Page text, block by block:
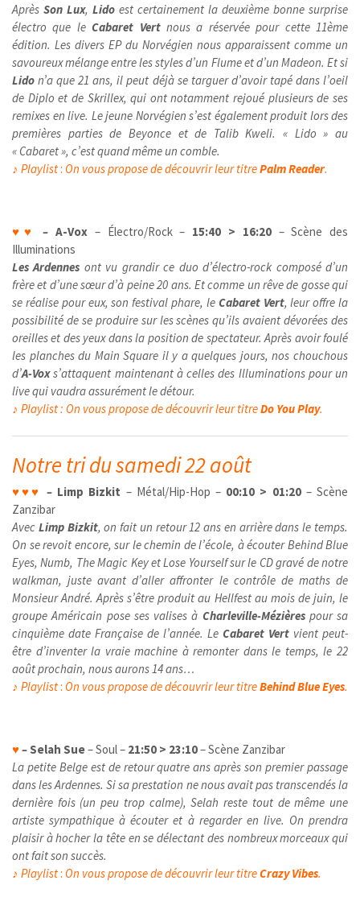
Après Son Lux, Lido est certainement la deuxième bonne surprise
électro que le Cabaret Vertnous a réservée pour cette 11ème
édition. Les divers EP du Norvégien nous apparaissent comme un
savoureux mélange entre les styles d’un Flume et d’un Madeon. Et si
Lido n’a que 21 ans, il peut déjà se targuer d’avoir tapé dans l’oeil
de Diplo et de Skrillex, qui ont notamment rejoué plusieurs de ses
remixes en live. Le jeune Norvégien s’est également produit lors des
premières parties de Beyonce et de Talib Kweli. « Lido » au
« Cabaret », c’est quand même un comble.
♪ Playlist: On vous propose de découvrir leur titrePalm Reader.
♥ ♥ – A-Vox – Électro/Rock – 15:40 > 16:20– Scène des
Illuminations
Les Ardennes ont vu grandir ce duo d’électro-rock composé d’un
frère et d’une sœur d’à peine 20 ans. Et comme un rêve de gosse qui
se réalise pour eux, son festival phare, le Cabaret Vert, leur offre la
possibilité de se produire sur les scènes qu’ils avaient dévorées des
oreilles et des yeux dans la position de spectateur. Après avoir foulé
les planches du Main Square il y a quelques jours, nos chouchous
d’A-Voxs’attaquent maintenant à celles des Illuminations pour un
live qui vaudra assurément le détour.
♪ Playlist : On vous propose de découvrir leur titreDo You Play.
Notre tri du samedi 22 août
♥♥♥ –Limp Bizkit – Métal/Hip-Hop – 00:10 > 01:20– Scène
Zanzibar
Avec Limp Bizkit, on fait un retour 12 ans en arrière dans le temps.
On se revoit encore, sur le chemin de l’école, à écouterBehind Blue
Eyes, Numb, The Magic Key et Lose Yourself sur le CD gravé denotre
walkman, juste avant d’aller affronter le contrôle de maths de
Monsieur André. Après s’être produit au Hellfest au mois de juin, le
groupe Américain pose ses valises à Charleville-Mézièrespour sa
cinquième date Française de l’année. Le Cabaret Vert vient peut-
être d’inventer la vraie machine à remonter dans le temps, le 22
août prochain, nous aurons 14 ans…
♪ Playlist: On vous propose de découvrir leur titreBehind Blue Eyes.
♥–Selah Sue– Soul – 21:50 > 23:10– Scène Zanzibar
La petite Belge est de retour quatre ans après son premier passage
dans les Ardennes. Si sa prestation ne nous avait pas transcendés la
dernière fois (un peu trop calme), Selah reste tout de même une
artiste sympathique à écouter et à regarder en live. On prendra
plaisir à hocher la tête en se délectant des nombreux morceaux qui
ont fait son succès.
♪ Playlist: On vous propose de découvrir leur titreCrazy Vibes.